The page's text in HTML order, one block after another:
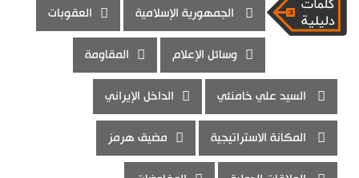
الجمهورية الإسلامية العقوبات
وسائل الإعلام المقاومة
السيد علي خامنئي الداخل الإيراني
المكانة الاستراتيجية مضيق هرمز